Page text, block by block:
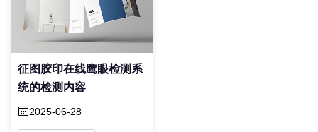
征图胶印在线鹰眼检测系
统的检测内容
2025-06-28